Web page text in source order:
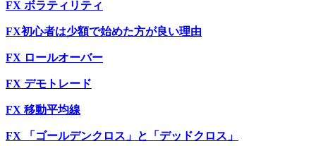
FX ボラティリティ
FX初心者は少額で始めた方が良い理由
FX ロールオーバー
FX デモトレード
FX 移動平均線
FX 「ゴールデンクロス」と「デッドクロス」